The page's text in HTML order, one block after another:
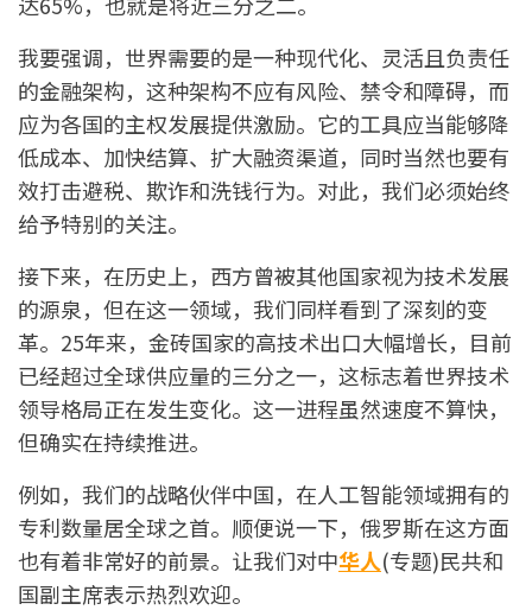
我要强调，世界需要的是一种现代化、灵活且负责任
的金融架构，这种架构不应有风险、禁令和障碍，而
应为各国的主权发展提供激励。它的工具应当能够降
低成本、加快结算、扩大融资渠道，同时当然也要有
效打击避税、欺诈和洗钱行为。对此，我们必须始终
给予特别的关注。
接下来，在历史上，西方曾被其他国家视为技术发展
的源泉，但在这一领域，我们同样看到了深刻的变
革。25年来，金砖国家的高技术出口大幅增长，目前
已经超过全球供应量的三分之一，这标志着世界技术
领导格局正在发生变化。这一进程虽然速度不算快，
但确实在持续推进。
例如，我们的战略伙伴中国，在人工智能领域拥有的
专利数量居全球之首。顺便说一下，俄罗斯在这方面
也有着非常好的前景。让我们对中华人(专题)民共和
国副主席表示热烈欢迎。